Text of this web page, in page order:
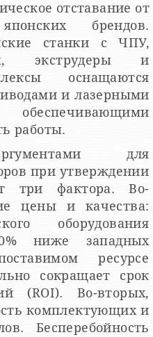
отставание от
брендов.
станки с ЧПУ,
экструдеры и
оснащаются
и лазерными
работы.
для
при утверждении
три фактора. Во-
цены и качества:
оборудования
ниже западных
ресурсе
сокращает срок
(ROI). Во-вторых,
комплектующих и
Бесперебойность